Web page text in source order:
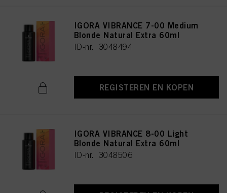
IGORA VIBRANCE 7-00 Medium
Blonde Natural Extra 60ml
ID-nr. 3048494
REGISTEREN EN KOPEN
IGORA VIBRANCE 8-00 Light
Blonde Natural Extra 60ml
ID-nr. 3048506